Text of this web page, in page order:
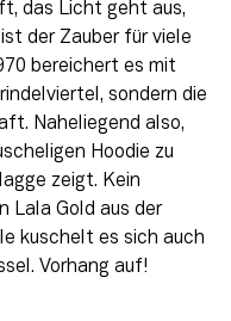
das Licht geht aus,
der Zauber für viele
bereichert es mit
sondern die
Naheliegend also,
Hoodie zu
zeigt. Kein
Problem mit dem Abaton Hoodie in Lala Gold aus der
kuschelt es sich auch
Vorhang auf!